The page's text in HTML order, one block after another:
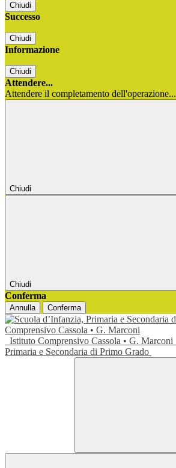
Chiudi
Successo
Chiudi
Informazione
Chiudi
Attendere...
Attendere il completamento dell'operazione...
Chiudi
Chiudi
Conferma
Annulla Conferma
Istituto Comprensivo Cassola • G. Marconi
Primaria e Secondaria di Primo Grado